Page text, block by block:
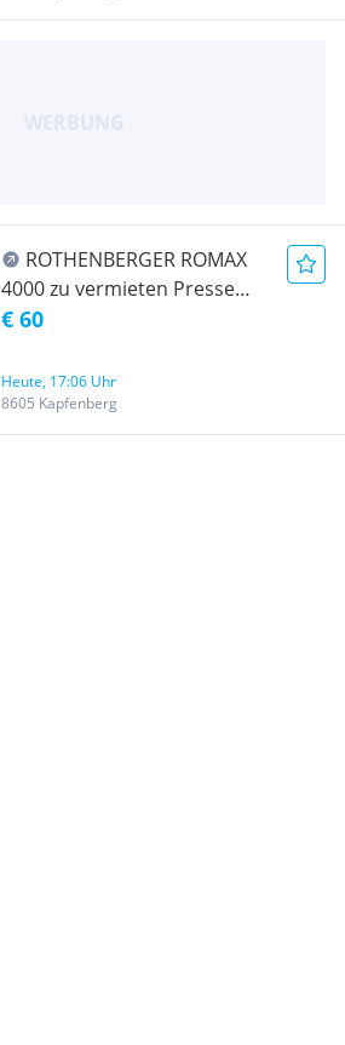
ROTHENBERGER ROMAX
4000 zu vermieten Presse
Installateur
€ 60
Heute, 17:06 Uhr
8605 Kapfenberg